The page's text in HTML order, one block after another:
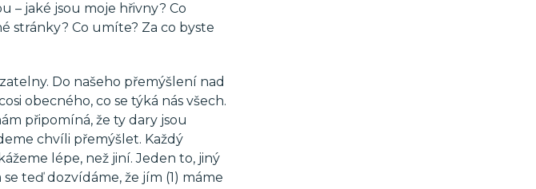
– jaké jsou moje hřivny? Co
stránky? Co umíte? Za co byste
Do našeho přemýšlení nad
obecného, co se týká nás všech.
připomíná, že ty dary jsou
chvíli přemýšlet. Každý
lépe, než jiní. Jeden to, jiný
teď dozvídáme, že jím (1) máme